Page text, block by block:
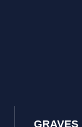
GRAVES